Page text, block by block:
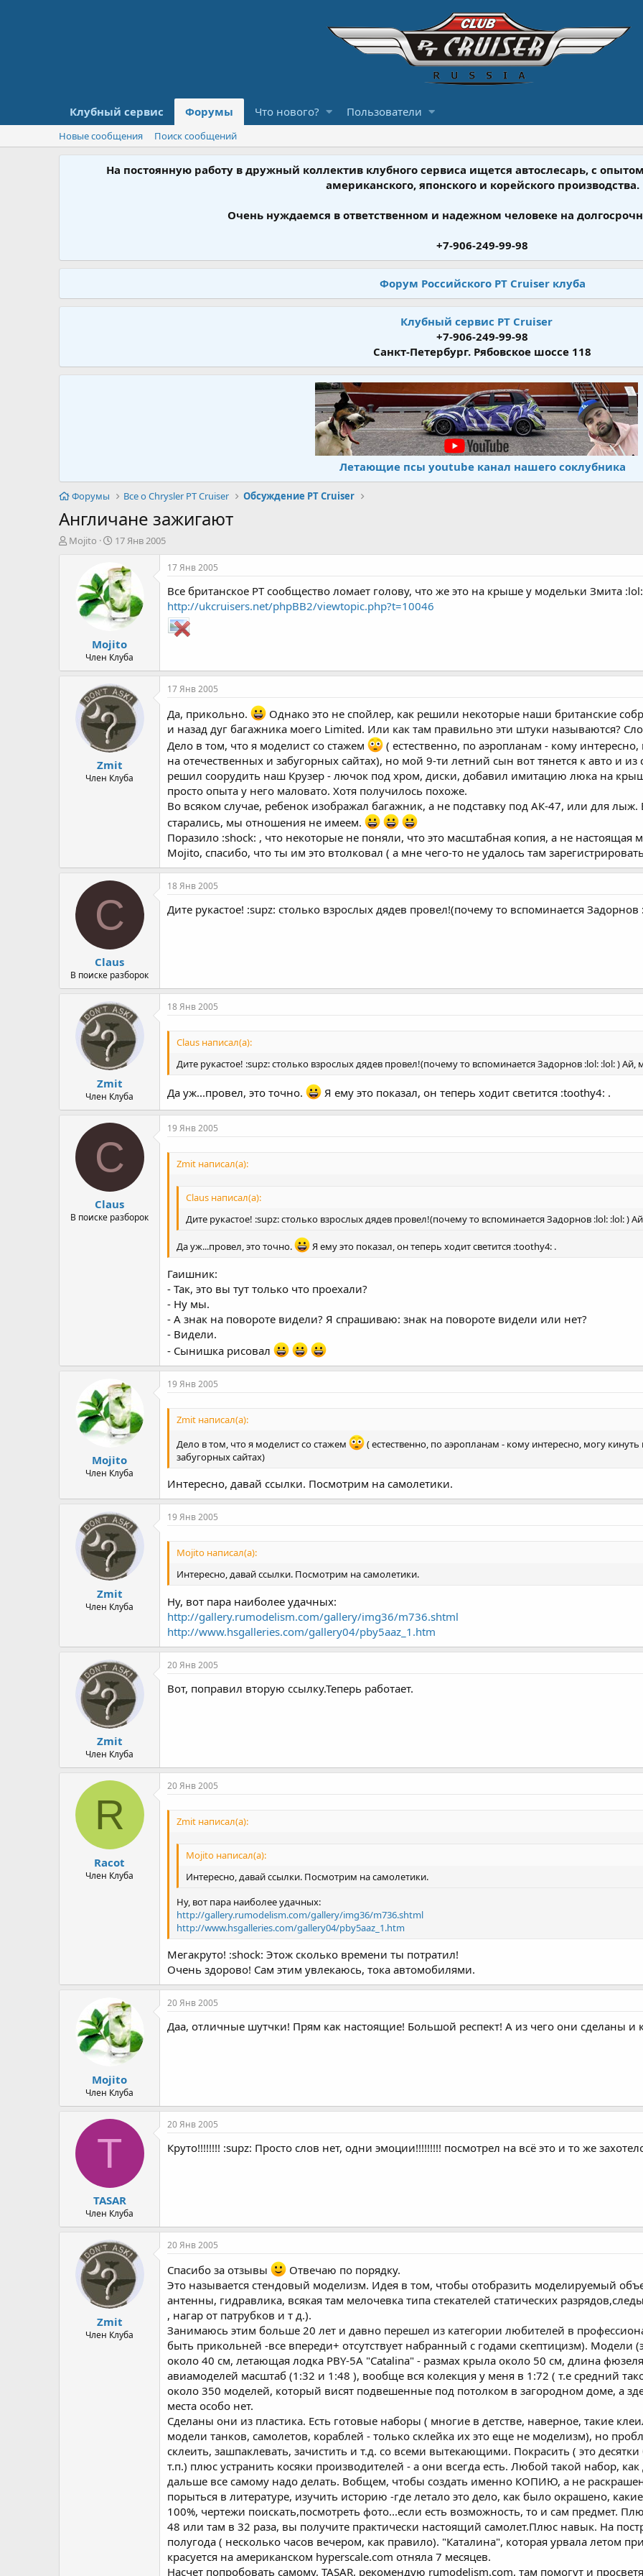
Клубный сервис Форумы Что нового? Пользователи
Новые сообщения Поиск сообщений
На постоянную работу в дружный коллектив клубного сервиса ищется автослесарь, с
американского, японского и корейского производства.
Очень нуждаемся в ответственном и надежном человеке на
+7-906-249-99-98
Форум Российского PT Cruiser клуба
Клубный сервис PT Cruiser
+7-906-249-99-98
Санкт-Петербург. Рябовское шоссе 118
Летающие псы youtube канал нашего соклубника
Форумы Все о Chrysler PT Cruiser Обсуждение PT Cruiser
Англичане зажигают
А
Mojito
Д
т
а
н
а
ч
л
а
17 Янв 2005
Mojito
Член Клуба
17 Янв 2005
Все британское РТ сообщество ломает голову, что же это на крыше у модельки Змита
http://ukcruisers.net/phpBB2/viewtopic.php?t=10046
Zmit
Член Клуба
17 Янв 2005
Да, прикольно.
Однако это не спойлер, как решили некоторые наши британские
и назад дуг багажника моего Limited. Или как там правильно эти штуки называются?
Дело в том, что я моделист со стажем
( естественно, по аэропланам - кому
на отечественных и забугорных сайтах), но мой 9-ти летний сын вот тянется к авто и
решил соорудить наш Крузер - лючок под хром, диски, добавил имитацию люка на
просто опыта у него маловато. Хотя получилось похоже.
Во всяком случае, ребенок изображал багажник, а не подставку под АК-47, или для
старались, мы отношения не имеем.
Поразило :shock: , что некоторые не поняли, что это масштабная копия, а не настоящая
Mojito, спасибо, что ты им это втолковал ( а мне чего-то не удалось там
C
Claus
В поиске разборок
18 Янв 2005
Дите рукастое! :supz: столько взрослых дядев провел!(почему то вспоминается
Zmit
Член Клуба
18 Янв 2005
Claus написал(а):
Дите рукастое! :supz: столько взрослых дядев провел!(почему то вспоминается Задорнов :lol: :lol: ) Ай,
Да уж...провел, это точно. Я ему это показал, он теперь ходит светится :toothy4: .
C
Claus
В поиске разборок
19 Янв 2005
Zmit написал(а):
Claus написал(а):
Дите рукастое! :supz: столько взрослых дядев провел!(почему то вспоминается Задорнов :lol: :lol: )
Да уж...провел, это точно. Я ему это показал, он теперь ходит светится :toothy4: .
Гаишник:
- Так, это вы тут только что проехали?
- Ну мы.
- А знак на повороте видели? Я спрашиваю: знак на повороте видели или нет?
- Видели.
- Сынишка рисовал
Mojito
Член Клуба
19 Янв 2005
Zmit написал(а):
Дело в том, что я моделист со стажем
( естественно, по аэропланам - кому интересно, могу
забугорных сайтах)
Интересно, давай ссылки. Посмотрим на самолетики.
Zmit
Член Клуба
19 Янв 2005
Mojito написал(а):
Интересно, давай ссылки. Посмотрим на самолетики.
Ну, вот пара наиболее удачных:
http://gallery.rumodelism.com/gallery/img36/m736.shtml
http://www.hsgalleries.com/gallery04/pby5aaz_1.htm
Zmit
Член Клуба
20 Янв 2005
Вот, поправил вторую ссылку.Теперь работает.
R
Racot
Член Клуба
20 Янв 2005
Zmit написал(а):
Mojito написал(а):
Интересно, давай ссылки. Посмотрим на самолетики.
Ну, вот пара наиболее удачных:
http://gallery.rumodelism.com/gallery/img36/m736.shtml
http://www.hsgalleries.com/gallery04/pby5aaz_1.htm
Мегакруто! :shock: Этож сколько времени ты потратил!
Очень здорово! Сам этим увлекаюсь, тока автомобилями.
Mojito
Член Клуба
20 Янв 2005
Даа, отличные шутчки! Прям как настоящие! Большой респект! А из чего они сделаны и
T
TASAR
Член Клуба
20 Янв 2005
Круто!!!!!!!! :supz: Просто слов нет, одни эмоции!!!!!!!!! посмотрел на всё это и то же
Zmit
Член Клуба
20 Янв 2005
Спасибо за отзывы
Отвечаю по порядку.
Это называется стендовый моделизм. Идея в том, чтобы отобразить моделируемый
антенны, гидравлика, всякая там мелочевка типа стекателей статических
, нагар от патрубков и т д.).
Занимаюсь этим больше 20 лет и давно перешел из категории любителей в
быть прикольней -все впереди+ отсутствует набранный с годами скептицизм).
около 40 см, летающая лодка PBY-5А "Catalina" - размах крыла около 50 см, длина
авиамоделей масштаб (1:32 и 1:48 ), вообще вся колекция у меня в 1:72 ( т.е средний
около 350 моделей, который висят подвешенные под потолком в загородном доме, а
места особо нет.
Сделаны они из пластика. Есть готовые наборы ( многие в детстве, наверное, такие
модели танков, самолетов, кораблей - только склейка их это еще не моделизм), но
склеить, зашпаклевать, зачистить и т.д. со всеми вытекающими. Покрасить ( это
т.п.) плюс устранить косяки производителей - а они всегда есть. Любой такой набор,
дальше все самому надо делать. Вобщем, чтобы создать именно КОПИЮ, а не
порыться в литературе, изучить историю -где летало это дело, как было окрашено,
100%, чертежи поискать,посмотреть фото...если есть возможность, то и сам предмет.
48 или там в 32 раза, вы получите практически настоящий самолет.Плюс навык. На
полугода ( несколько часов вечером, как правило). "Каталина", которая урвала летом
красуется на американском hyperscale.com отняла 7 месяцев.
Насчет попробовать самому, ТАSAR, рекомендую rumodelism.com, там помогут и